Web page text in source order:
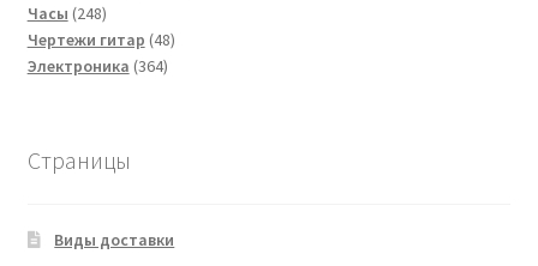
Часы 248248
товаров
Чертежи гитар 4848
Электроника 364364
Страницы
Виды доставки